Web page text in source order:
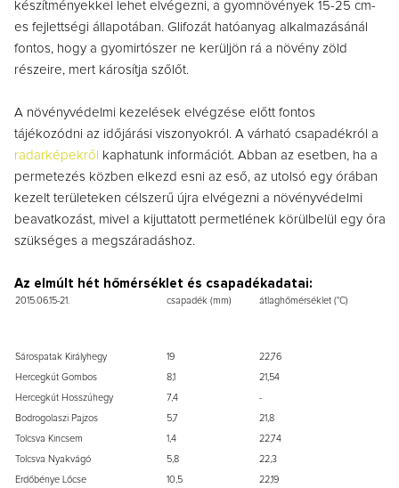
készítményekkel lehet elvégezni, a gyomnövények 15-25 cm-
es fejlettségi állapotában. Glifozát hatóanyag alkalmazásánál
fontos, hogy a gyomirtószer ne kerüljön rá a növény zöld
részeire, mert károsítja szőlőt.
A növényvédelmi kezelések elvégzése előtt fontos
tájékozódni az időjárási viszonyokról. A várható csapadékról a
radarképekről kaphatunk információt. Abban az esetben, ha a
permetezés közben elkezd esni az eső, az utolsó egy órában
kezelt területeken célszerű újra elvégezni a növényvédelmi
beavatkozást, mivel a kijuttatott permetlének körülbelül egy óra
szükséges a megszáradáshoz.
Az elmúlt hét hőmérséklet és csapadékadatai:
2015.06.15-21. csapadék (mm) átlaghőmérséklet (°C)
Sárospatak Királyhegy 19 22,76
Hercegkút Gombos 8,1 21,54
Hercegkút Hosszúhegy 7,4 -
Bodrogolaszi Pajzos 5,7 21,8
Tolcsva Kincsem 1,4 22,74
Tolcsva Nyakvágó 5,8 22,3
Erdőbénye Lőcse 10,5 22,19